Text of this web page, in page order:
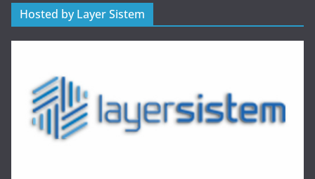
Hosted by Layer Sistem